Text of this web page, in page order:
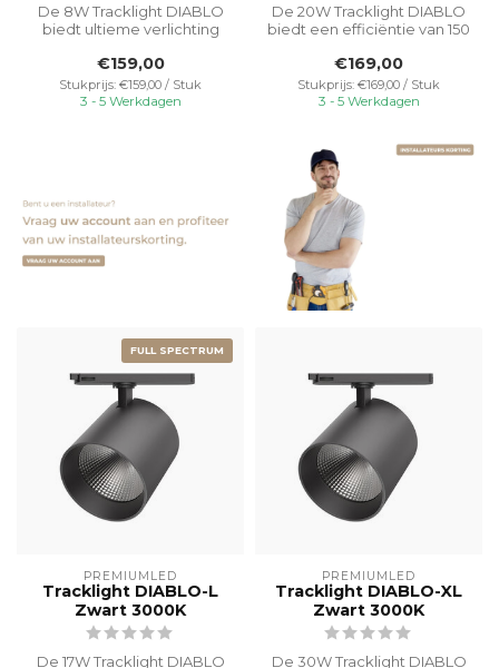
De 8W Tracklight DIABLO
biedt ultieme verlichting
en v...
€159,00
Stukprijs: €159,00 / Stuk
3 - 5 Werkdagen
De 20W Tracklight DIABLO
biedt een efficiëntie van 150
€169,00
Stukprijs: €169,00 / Stuk
3 - 5 Werkdagen
FULL SPECTRUM
PREMIUMLED
Tracklight DIABLO-L
Zwart 3000K
De 17W Tracklight DIABLO
PREMIUMLED
Tracklight DIABLO-XL
Zwart 3000K
De 30W Tracklight DIABLO